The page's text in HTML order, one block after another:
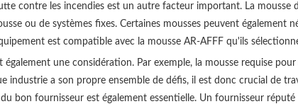
contre les incendies est un autre facteur important. La
ou de systèmes fixes. Certaines mousses peuvent
est compatible avec la mousse AR-AFFF qu'ils
également une considération. Par exemple, la mousse requise
industrie a son propre ensemble de défis, il est donc crucial de
bon fournisseur est également essentielle. Un fournisseur